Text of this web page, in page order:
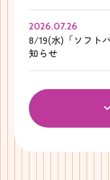
2026.07.26
8/19(水)「ソフト
知らせ